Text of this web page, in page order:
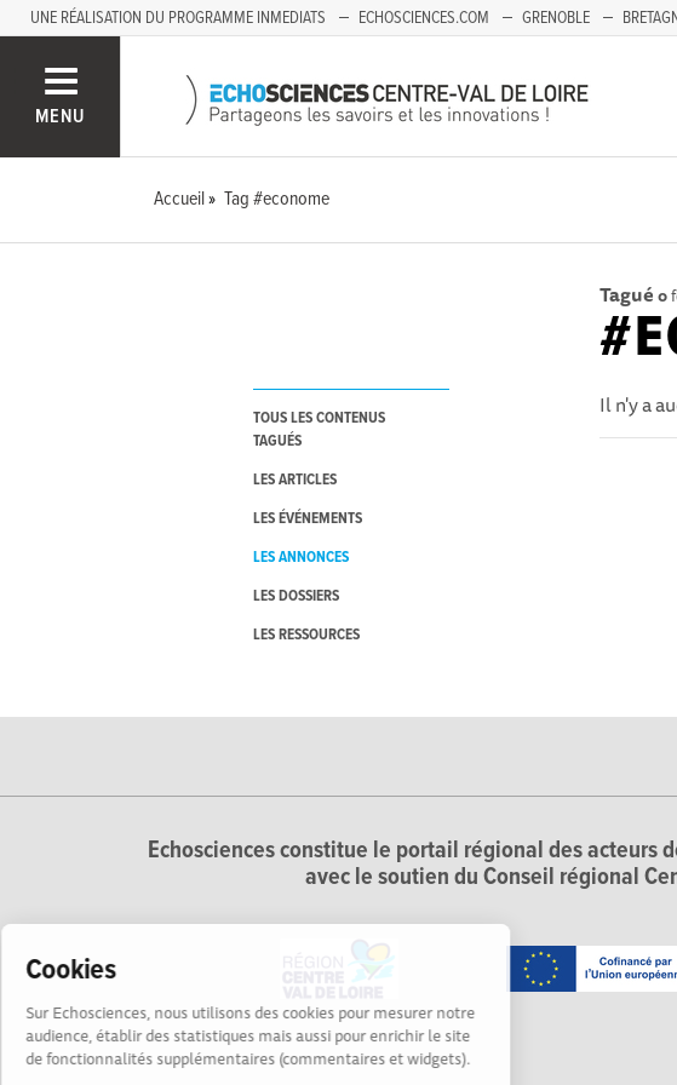
Cookies
Sur Echosciences, nous utilisons des cookies pour mesurer notre
audience, établir des statistiques mais aussi pour enrichir le site
de fonctionnalités supplémentaires (commentaires et widgets).
UNE RÉALISATION DU PROGRAMME INMEDIATS ECHOSCIENCES.COM GRENOBLE
MENU
Accueil Tag #econome
TOUS LES CONTENUS
TAGUÉS
LES ARTICLES
LES ÉVÉNEMENTS
LES ANNONCES
LES DOSSIERS
LES RESSOURCES
Tagué 0
Il n'y a
Echosciences constitue le portail régional des acteurs
avec le soutien du Conseil régional